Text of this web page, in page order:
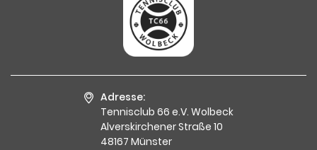
Adresse:
Tennisclub 66 e.V. Wolbeck
Alverskirchener Straße 10
48167 Münster